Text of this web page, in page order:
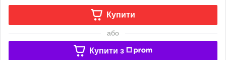
Купити
або
Купити з